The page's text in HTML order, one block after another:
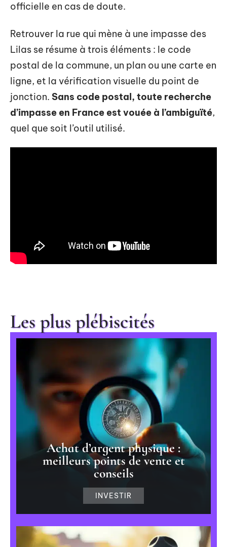
officielle en cas de doute.
Retrouver la rue qui mène à une impasse des
Lilas se résume à trois éléments : le code
postal de la commune, un plan ou une carte en
ligne, et la vérification visuelle du point de
jonction. Sans code postal, toute recherche
d’impasse en France est vouée à l’ambiguïté,
quel que soit l’outil utilisé.
Les plus plébiscités
Achat d’argent physique :
meilleurs points de vente et
conseils
INVESTIR